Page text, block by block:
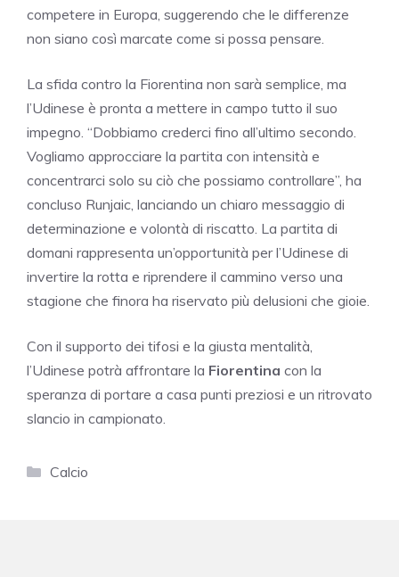
competere in Europa, suggerendo che le differenze
non siano così marcate come si possa pensare.
La sfida contro la Fiorentina non sarà semplice, ma
l’Udinese è pronta a mettere in campo tutto il suo
impegno. “Dobbiamo crederci fino all’ultimo secondo.
Vogliamo approcciare la partita con intensità e
concentrarci solo su ciò che possiamo controllare”, ha
concluso Runjaic, lanciando un chiaro messaggio di
determinazione e volontà di riscatto. La partita di
domani rappresenta un’opportunità per l’Udinese di
invertire la rotta e riprendere il cammino verso una
stagione che finora ha riservato più delusioni che gioie.
Con il supporto dei tifosi e la giusta mentalità,
l’Udinese potrà affrontare la Fiorentina con la
speranza di portare a casa punti preziosi e un ritrovato
slancio in campionato.
Categorie
Calcio